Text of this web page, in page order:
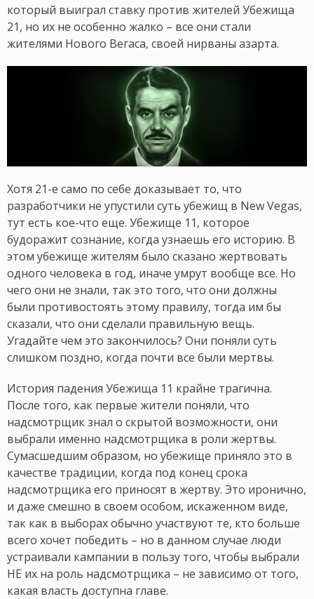
который выиграл ставку против жителей Убежища
21, но их не особенно жалко – все они стали
жителями Нового Вегаса, своей нирваны азарта.
Хотя 21-е само по себе доказывает то, что
разработчики не упустили суть убежищ в New Vegas,
тут есть кое-что еще. Убежище 11, которое
будоражит сознание, когда узнаешь его историю. В
этом убежище жителям было сказано жертвовать
одного человека в год, иначе умрут вообще все. Но
чего они не знали, так это того, что они должны
были противостоять этому правилу, тогда им бы
сказали, что они сделали правильную вещь.
Угадайте чем это закончилось? Они поняли суть
слишком поздно, когда почти все были мертвы.
История падения Убежища 11 крайне трагична.
После того, как первые жители поняли, что
надсмотрщик знал о скрытой возможности, они
выбрали именно надсмотрщика в роли жертвы.
Сумасшедшим образом, но убежище приняло это в
качестве традиции, когда под конец срока
надсмотрщика его приносят в жертву. Это иронично,
и даже смешно в своем особом, искаженном виде,
так как в выборах обычно участвуют те, кто больше
всего хочет победить – но в данном случае люди
устраивали кампании в пользу того, чтобы выбрали
НЕ их на роль надсмотрщика – не зависимо от того,
какая власть доступна главе.